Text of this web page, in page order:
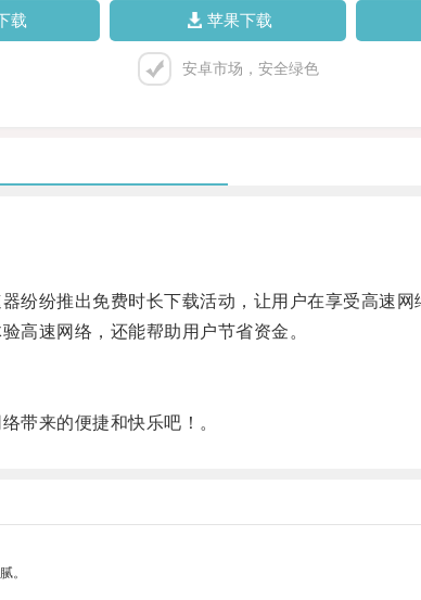
载 苹果下载
安卓市场，安全绿色
纷推出免费时长下载活动，让用户在享受高速网
速网络，还能帮助用户节省资金。
来的便捷和快乐吧！。
。